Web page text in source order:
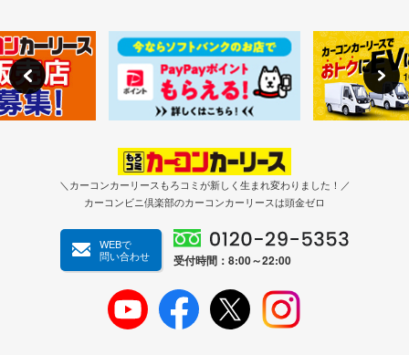
＼カーコンカーリースもろコミが新しく生まれ変わりました！／
カーコンビニ倶楽部のカーコンカーリースは頭金ゼロ
WEBで
問い合わせ
受付時間：8:00～22:00